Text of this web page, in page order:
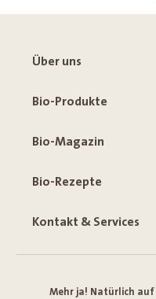
Über uns
Bio-Produkte
Bio-Magazin
Bio-Rezepte
Kontakt & Services
Mehr ja! Natürlich auf